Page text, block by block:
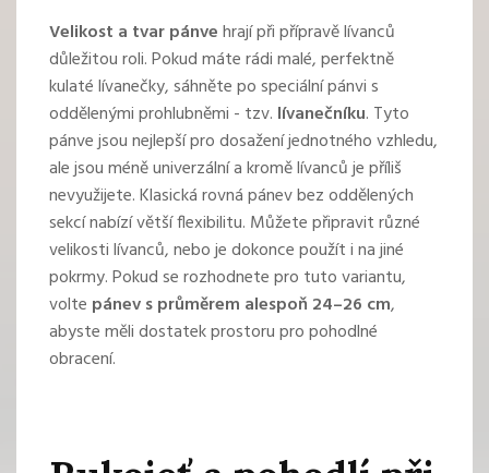
Velikost a tvar pánvehrají při přípravě lívanců
důležitou roli. Pokud máte rádi malé, perfektně
kulaté lívanečky, sáhněte po speciální pánvi s
oddělenými prohlubněmi - tzv. lívanečníku. Tyto
pánve jsou nejlepší pro dosažení jednotného vzhledu,
ale jsou méně univerzální a kromě lívanců je příliš
nevyužijete. Klasická rovná pánev bez oddělených
sekcí nabízí větší flexibilitu. Můžete připravit různé
velikosti lívanců, nebo je dokonce použít i na jiné
pokrmy. Pokud se rozhodnete pro tuto variantu,
volte pánev s průměrem alespoň 24–26 cm,
abyste měli dostatek prostoru pro pohodlné
obracení.